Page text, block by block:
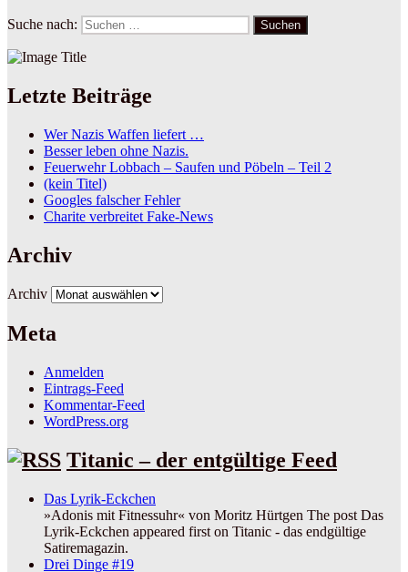
Suche nach: Suchen
Letzte Beiträge
Wer Nazis Waffen liefert …
Besser leben ohne Nazis.
Feuerwehr Lobbach – Saufen und Pöbeln – Teil 2
(kein Titel)
Googles falscher Fehler
Charite verbreitet Fake-News
Archiv
Archiv
Meta
Anmelden
Eintrags-Feed
Kommentar-Feed
WordPress.org
Titanic – der entgültige Feed
Das Lyrik-Eckchen
»Adonis mit Fitnessuhr« von Moritz Hürtgen The post Das
Lyrik-Eckchen appeared first on Titanic - das endgültige
Satiremagazin.
Drei Dinge #19